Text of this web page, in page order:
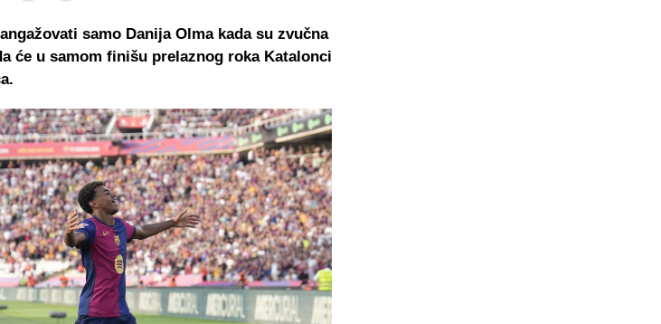
samo Danija Olma kada su zvučna
će u samom finišu prelaznog roka Katalonci